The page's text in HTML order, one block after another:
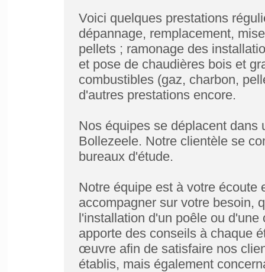
Voici quelques prestations
dépannage, remplacement,
pellets ; ramonage des
et pose de chaudières bois et
combustibles (gaz, charbon,
d'autres prestations encore.
Nos équipes se déplacent dans
Bollezeele. Notre clientèle se
bureaux d'étude.
Notre équipe est à votre écoute
accompagner sur votre besoin,
l'installation d'un poêle ou
apporte des conseils à chaque
œuvre afin de satisfaire nos
établis, mais également